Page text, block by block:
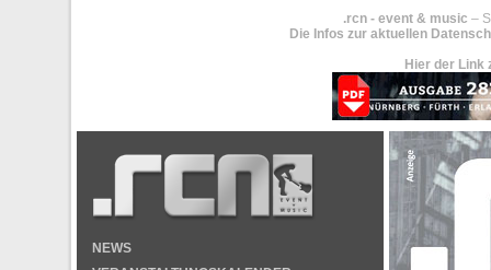
.rcn - event & music –
Die Infos zur aktuellen
Hier der Link
NEWS